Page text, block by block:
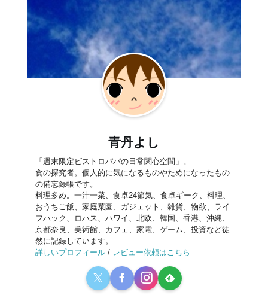
青丹よし
「週末限定ビストロパパの日常関心空間」。
食の探究者。個人的に気になるものやためになったもの
の備忘録帳です。
料理多め。一汁一菜、食卓24節気、食卓ギーク、料理、
おうちご飯、家庭菜園、ガジェット、雑貨、物欲、ライ
フハック、ロハス、ハワイ、北欧、韓国、香港、沖縄、
京都奈良、美術館、カフェ、家電、ゲーム、投資など徒
然に記録しています。
詳しいプロフィール / レビュー依頼はこちら